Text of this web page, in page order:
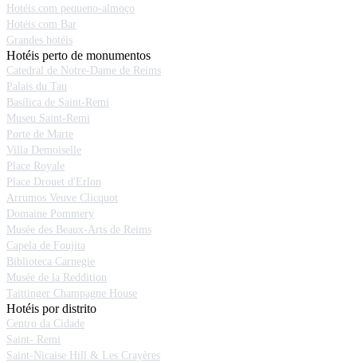
Hotéis com pequeno-almoço
Hotéis com Bar
Grandes hotéis
Hotéis perto de monumentos
Catedral de Notre-Dame de Reims
Palais du Tau
Basílica de Saint-Remi
Museu Saint-Remi
Porte de Marte
Villa Demoiselle
Place Royale
Place Drouet d'Erlon
Arrumos Veuve Clicquot
Domaine Pommery
Musée des Beaux-Arts de Reims
Capela de Foujita
Biblioteca Carnegie
Musée de la Reddition
Taittinger Champagne House
Hotéis por distrito
Centro da Cidade
Saint- Remi
Saint-Nicaise Hill & Les Crayères